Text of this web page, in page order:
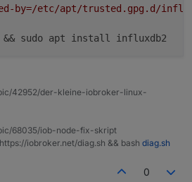
by=/etc/apt/trusted.gpg.d/
&& sudo apt install influxdb2
42952/der-kleine-iobroker-linux-
68035/iob-node-fix-skript
https://iobroker.net/diag.sh && bash diag.sh
0